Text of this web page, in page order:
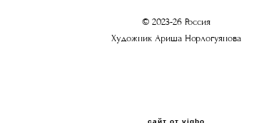
© 2023-26 Россия
Художник Ариша Норлогуянова
сайт от vigbo